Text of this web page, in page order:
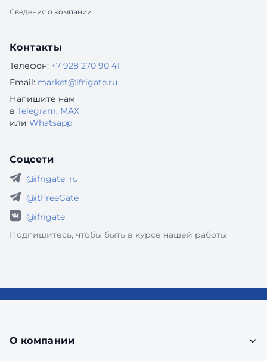
Сведения о компании
Контакты
Телефон: +7 928 270 90 41
Email: market@ifrigate.ru
Напишите нам
в Telegram, MAX
или Whatsapp
Соцсети
@ifrigate_ru
@itFreeGate
@ifrigate
Подпишитесь, чтобы быть в курсе нашей работы
О компании